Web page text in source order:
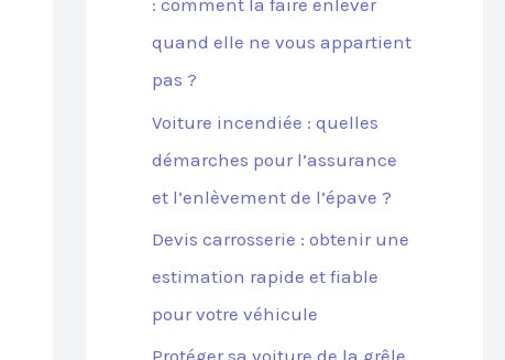
: comment la faire enlever
quand elle ne vous appartient
pas ?
Voiture incendiée : quelles
démarches pour l’assurance
et l’enlèvement de l’épave ?
Devis carrosserie : obtenir une
estimation rapide et fiable
pour votre véhicule
Protéger sa voiture de la grêle